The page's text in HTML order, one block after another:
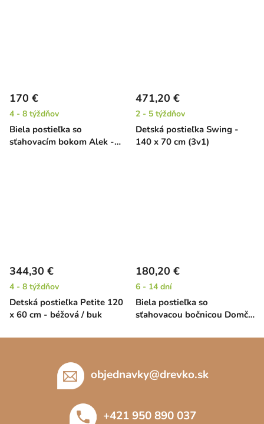
Biela postieľka so
sťahovacím bokom Alek -
170 €
4 - 8 týždňov
Detská postieľka Swing -
140 x 70 cm (3v1)
471,20 €
2 - 5 týždňov
Detská postieľka Petite 120
x 60 cm - béžová / buk
344,30 €
4 - 8 týždňov
Biela postieľka so
sťahovacou bočnicou Domčo
180,20 €
6 - 14 dní
objednavky@drevko.sk
+421 950 890 037